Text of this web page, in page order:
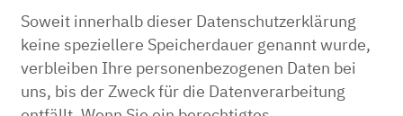
Soweit innerhalb dieser Datenschutzerklärung
keine speziellere Speicherdauer genannt wurde,
verbleiben Ihre personenbezogenen Daten bei
uns, bis der Zweck für die Datenverarbeitung